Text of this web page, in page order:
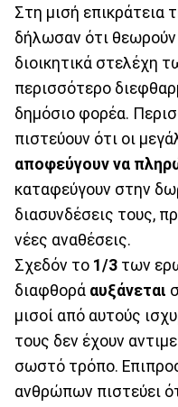
Στη μισή επικράτεια
δήλωσαν ότι θεωρούν
διοικητικά στελέχη
περισσότερο
δημόσιο φορέα.
πιστεύουν ότι οι
αποφεύγουν να
καταφεύγουν στην
διασυνδέσεις τους,
νέες αναθέσεις.
Σχεδόν το 1/3 των
διαφθορά αυξάνεται
μισοί από αυτούς
τους δεν έχουν
σωστό τρόπο.
ανθρώπων πιστεύει